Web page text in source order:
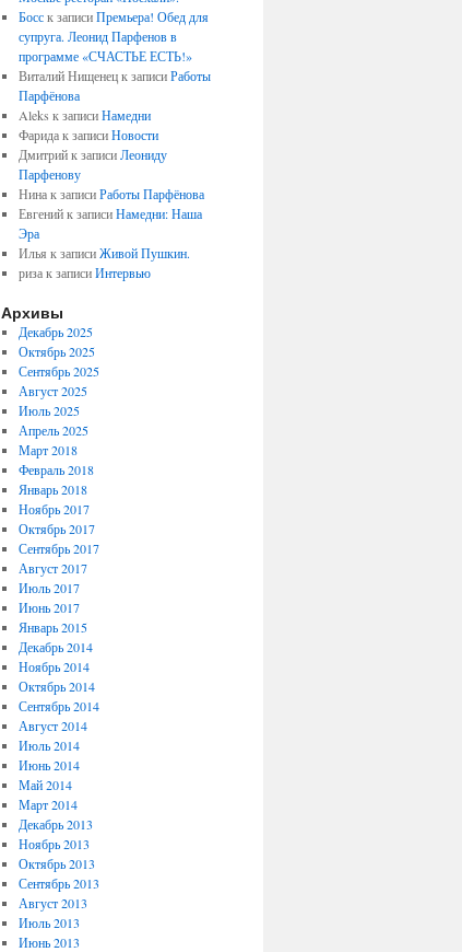
Босск записиПремьера! Обед для
супруга. Леонид Парфенов в
программе «СЧАСТЬЕ ЕСТЬ!»
Виталий Нищенецк записиРаботы
Парфёнова
Aleks к записиНамедни
Фаридак записиНовости
Дмитрийк записиЛеониду
Парфенову
Нинак записиРаботы Парфёнова
Евгенийк записиНамедни: Наша
Эра
Илья к записиЖивой Пушкин.
ризак записиИнтервью
Архивы
Декабрь 2025
Октябрь 2025
Сентябрь 2025
Август 2025
Июль 2025
Апрель 2025
Март 2018
Февраль 2018
Январь 2018
Ноябрь 2017
Октябрь 2017
Сентябрь 2017
Август 2017
Июль 2017
Июнь 2017
Январь 2015
Декабрь 2014
Ноябрь 2014
Октябрь 2014
Сентябрь 2014
Август 2014
Июль 2014
Июнь 2014
Май 2014
Март 2014
Декабрь 2013
Ноябрь 2013
Октябрь 2013
Сентябрь 2013
Август 2013
Июль 2013
Июнь 2013